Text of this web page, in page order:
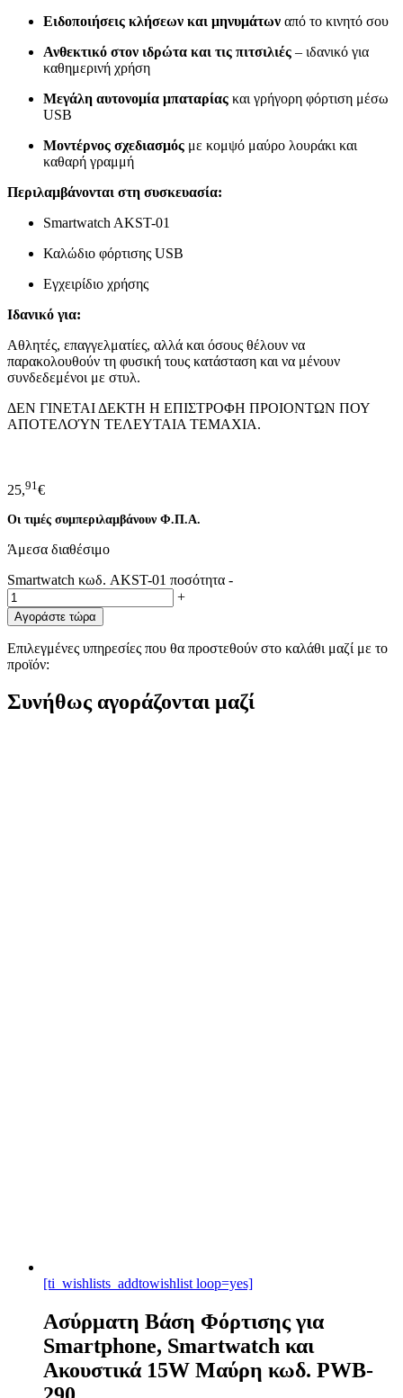
Ειδοποιήσεις κλήσεων και μηνυμάτων από το κινητό σου
Ανθεκτικό στον ιδρώτα και τις πιτσιλιές – ιδανικό για
καθημερινή χρήση
Μεγάλη αυτονομία μπαταρίας και γρήγορη φόρτιση μέσω
USB
Μοντέρνος σχεδιασμός με κομψό μαύρο λουράκι και
καθαρή γραμμή
Περιλαμβάνονται στη συσκευασία:
Smartwatch AKST-01
Καλώδιο φόρτισης USB
Εγχειρίδιο χρήσης
Ιδανικό για:
Αθλητές, επαγγελματίες, αλλά και όσους θέλουν να
παρακολουθούν τη φυσική τους κατάσταση και να μένουν
συνδεδεμένοι με στυλ.
ΔΕΝ ΓΙΝΕΤΑΙ ΔΕΚΤΗ Η ΕΠΙΣΤΡΟΦΗ ΠΡΟΙΟΝΤΩΝ ΠΟΥ
ΑΠΟΤΕΛΟΎΝ ΤΕΛΕΥΤΑΙΑ ΤΕΜΑΧΙΑ.
25,91 €
Οι τιμές συμπεριλαμβάνουν Φ.Π.Α.
Άμεσα διαθέσιμο
Smartwatch κωδ. AKST-01 ποσότητα -
+
Αγοράστε τώρα
Επιλεγμένες υπηρεσίες που θα προστεθούν στο καλάθι μαζί με το
προϊόν:
Συνήθως αγοράζονται μαζί
[ti_wishlists_addtowishlist loop=yes]
Ασύρματη Βάση Φόρτισης για
Smartphone, Smartwatch και
Ακουστικά 15W Μαύρη κωδ. PWB-